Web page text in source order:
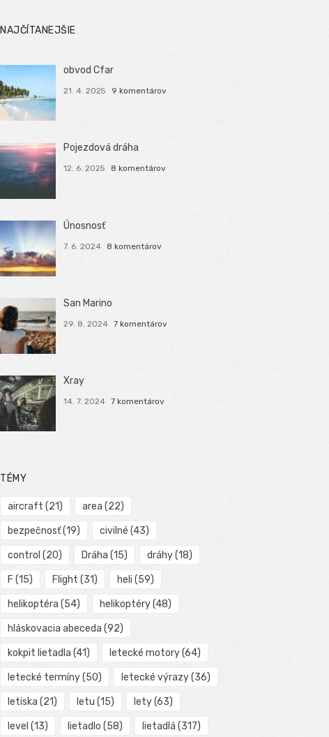
NAJČÍTANEJŠIE
obvod Cfar
21. 4. 2025 9 komentárov
Pojezdová dráha
12. 6. 2025 8 komentárov
Únosnosť
7. 6. 2024 8 komentárov
San Marino
29. 8. 2024 7 komentárov
Xray
14. 7. 2024 7 komentárov
TÉMY
aircraft (21) area (22)
bezpečnosť(19) civilné (43)
control (20) Dráha (15) dráhy(18)
F (15) Flight (31) heli (59)
helikoptéra (54) helikoptéry(48)
hláskovacia abeceda (92)
kokpit lietadla (41) letecké motory(64)
letecké termíny(50) letecké výrazy(36)
letiska (21) letu (15) lety(63)
level (13) lietadlo (58) lietadlá (317)